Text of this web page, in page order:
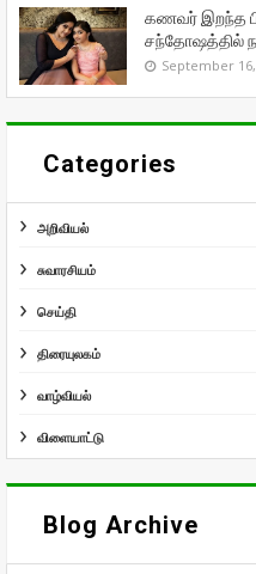
கணவர் இறந்த
சந்தோஷத்தில்
September
Categories
அறிவியல்
சுவாரசியம்
செய்தி
திரையுலகம்
வாழ்வியல்
விளையாட்டு
Blog Archive